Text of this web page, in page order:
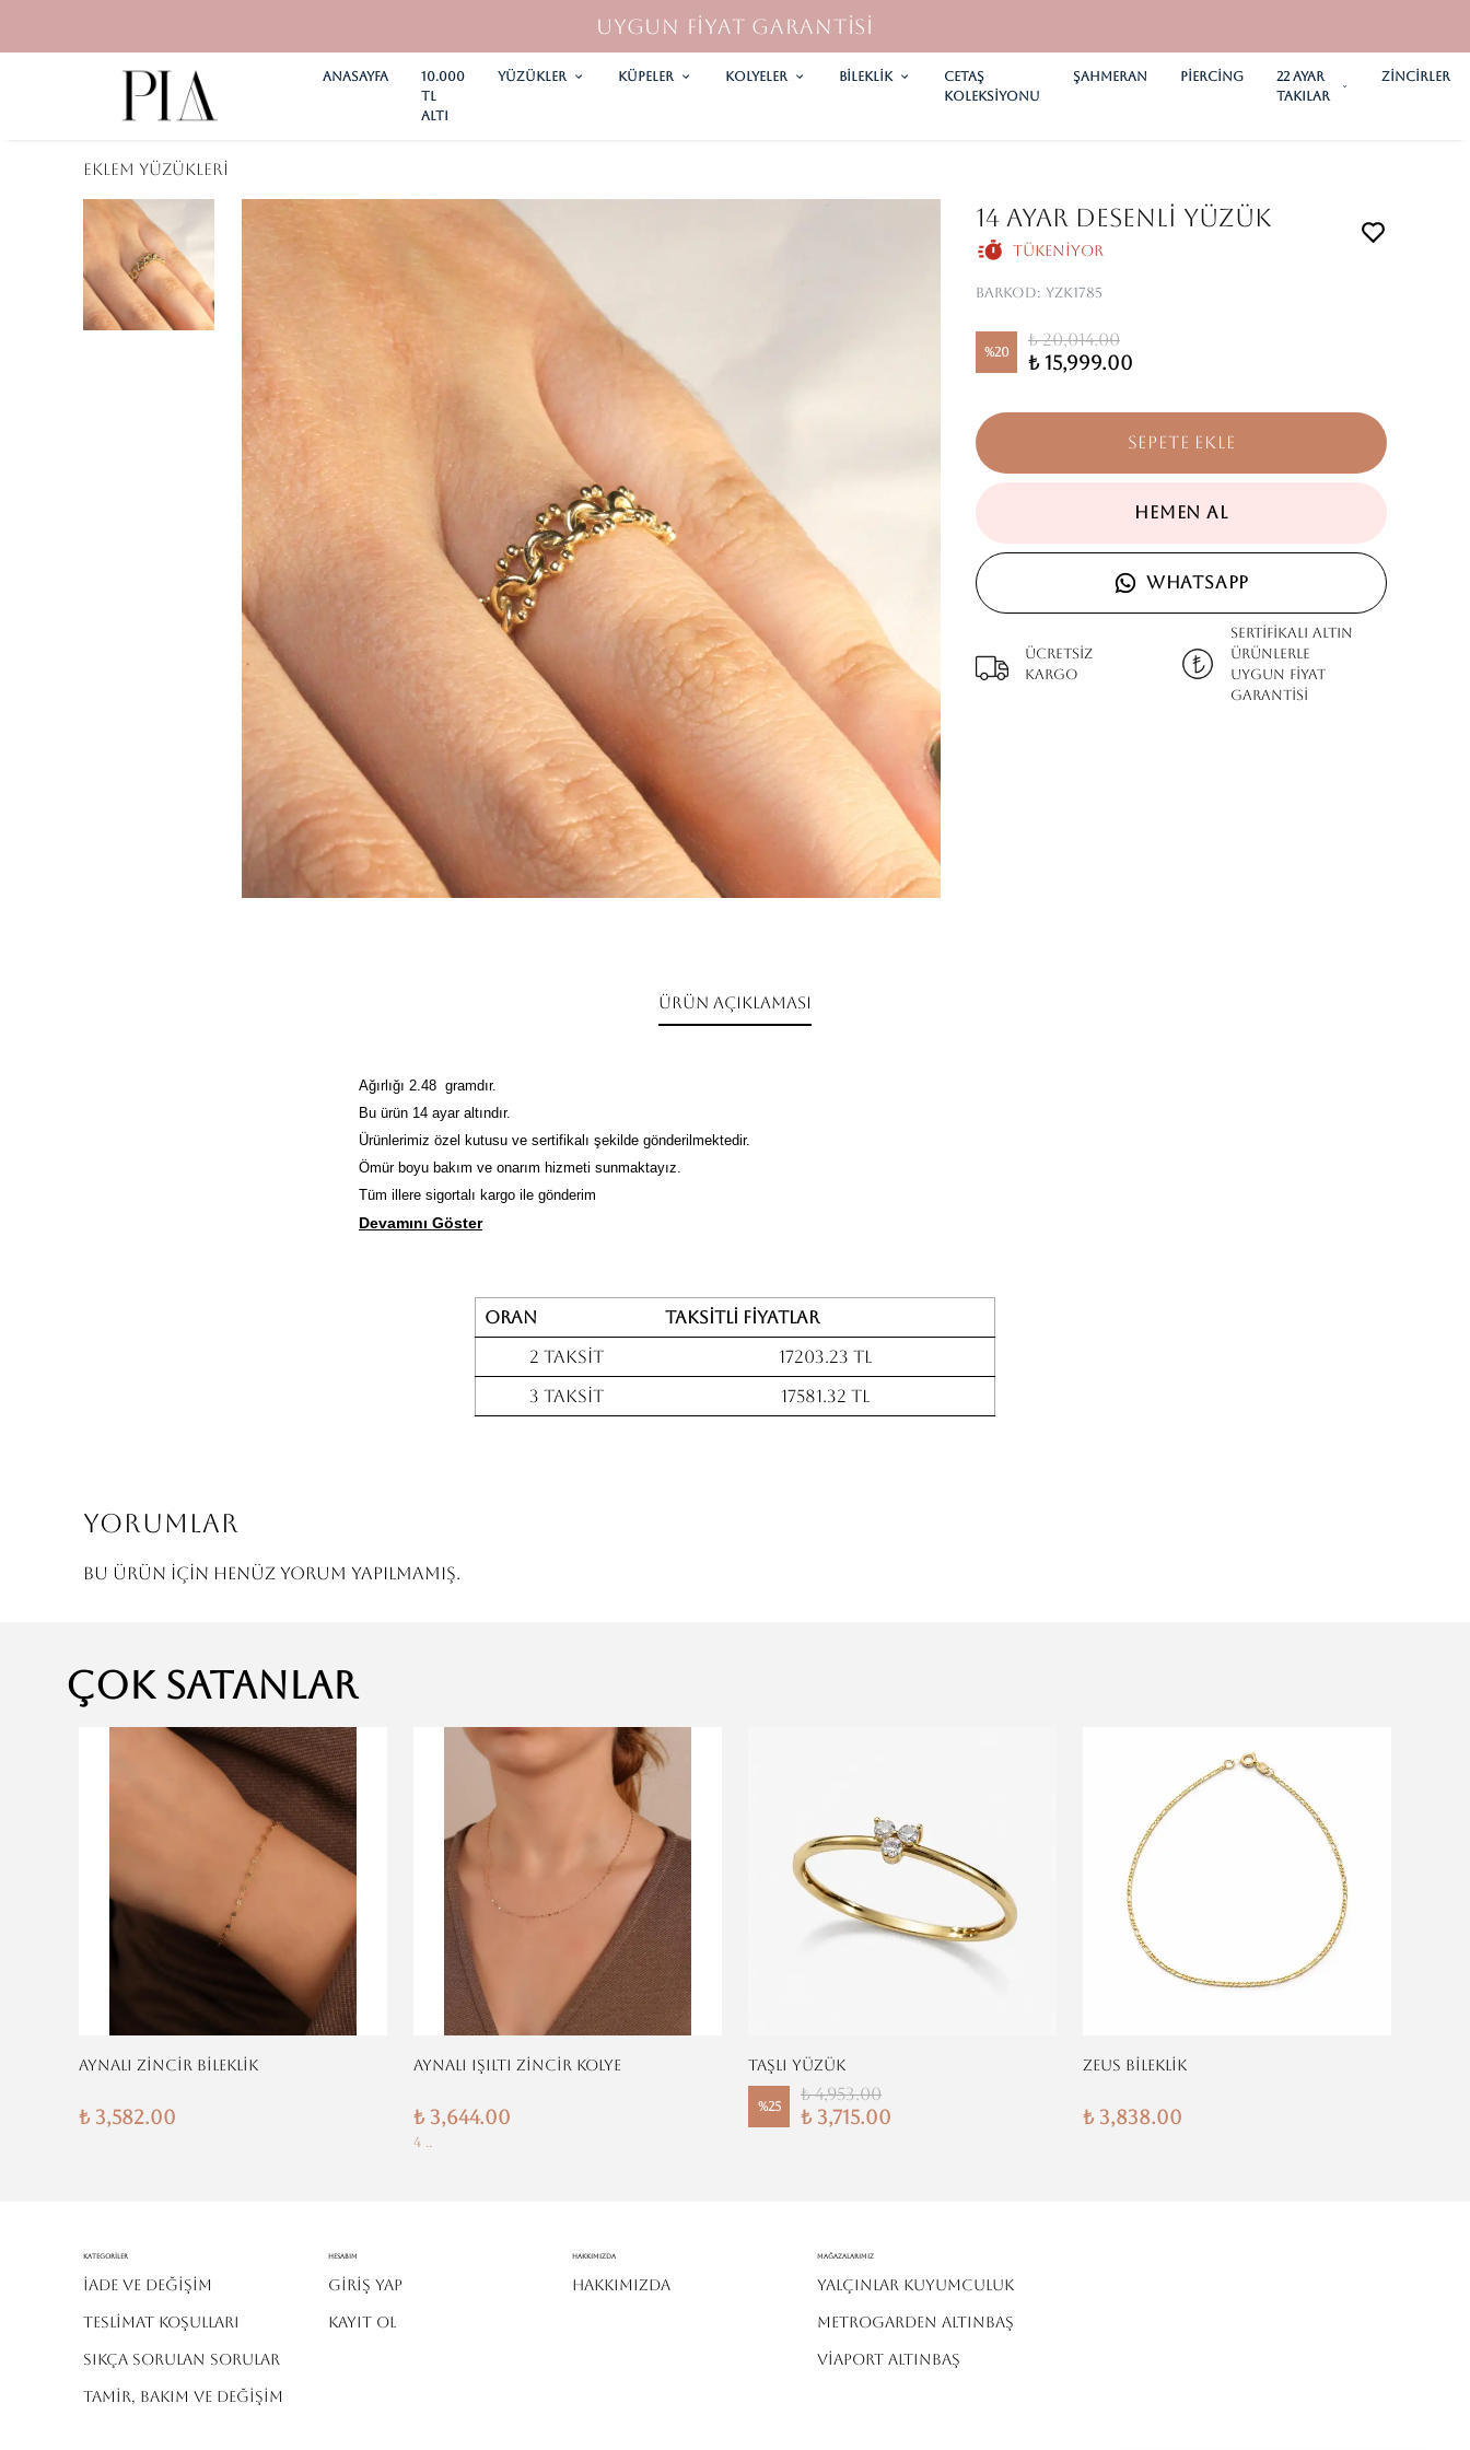
UYGUN FİYAT GARANTİSİ
Anasayfa
10.000
TL
ALTI
YÜZÜKLER KÜPELER KOLYELER Bileklik
CETAŞ
KOLEKSİYONU
ŞAHMERAN PİERCİNG
22 AYAR
TAKILAR
ZİNCİRLER
Eklem Yüzükleri
14 AYAR DESENLİ YÜZÜK
Tükeniyor
Barkod: YZK1785
%20
₺ 20,014.00
₺ 15,999.00
SEPETE EKLE
HEMEN AL
WHATSAPP
Ücretsiz
kargo
SERTİFİKALI ALTIN
ÜRÜNLERLE
UYGUN FİYAT
GARANTİSİ
Ürün Açıklaması
Ağırlığı 2.48 gramdır.
Bu ürün 14 ayar altındır.
Ürünlerimiz özel kutusu ve sertifikalı şekilde gönderilmektedir.
Ömür boyu bakım ve onarım hizmeti sunmaktayız.
Tüm illere sigortalı kargo ile gönderim
Devamını Göster
Oran
Taksitli fiyatlar
2 Taksit
17203.23 TL
3 Taksit
17581.32 TL
Yorumlar
Bu ürün için henüz yorum yapılmamış.
Çok Satanlar
AYNALI ZİNCİR BİLEKLİK
₺ 3,582.00
AYNALI IŞILTI ZİNCİR KOLYE
₺ 3,644.00
4 ..
TAŞLI YÜZÜK
%25
₺ 4,953.00
₺ 3,715.00
ZEUS BİLEKLİK
₺ 3,838.00
Kategoriler
İADE VE DEĞİŞİM
TESLİMAT KOŞULLARI
SIKÇA SORULAN SORULAR
TAMİR, BAKIM VE DEĞİŞİM
Hesabım
Giriş Yap
Kayıt Ol
Hakkımızda
HAKKIMIZDA
MAĞAZALARIMIZ
YALÇINLAR KUYUMCULUK
METROGARDEN ALTINBAŞ
VİAPORT ALTINBAŞ